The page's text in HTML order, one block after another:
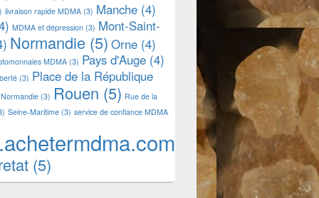
livraison rapide MDMA (3) Manche (4)
MDMA et dépression (3) Mont-Saint-
Normandie (5) Orne (4)
MDMA (3) Pays d'Auge (4)
(3) Place de la République
(3) Rouen (5) Rue de la
Seine-Maritime (3) service de confiance MDMA
(5)